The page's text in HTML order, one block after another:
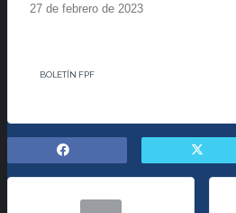
27 de febrero de 2023
BOLETÍN FPF